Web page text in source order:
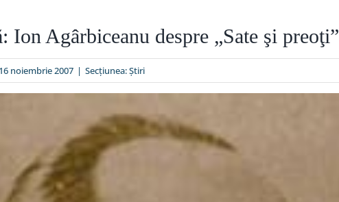
Ion Agârbiceanu despre „Sate şi preoţi”
noiembrie 2007 | Secțiunea:Ştiri